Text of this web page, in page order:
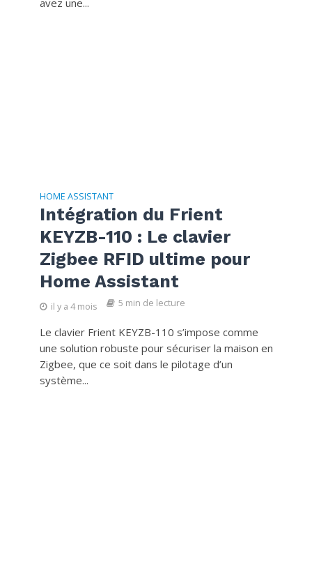
HOME ASSISTANT
Intégration du Frient
KEYZB-110 : Le clavier
Zigbee RFID ultime pour
Home Assistant
il y a 4 mois 5 min de lecture
Le clavier Frient KEYZB-110 s’impose comme
une solution robuste pour sécuriser la maison en
Zigbee, que ce soit dans le pilotage d’un
système...